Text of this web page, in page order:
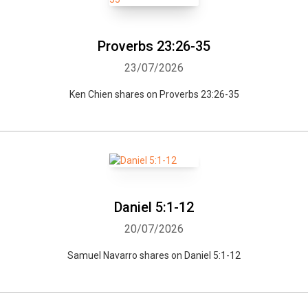
Proverbs 23:26-35
23/07/2026
Ken Chien shares on Proverbs 23:26-35
Daniel 5:1-12
20/07/2026
Samuel Navarro shares on Daniel 5:1-12